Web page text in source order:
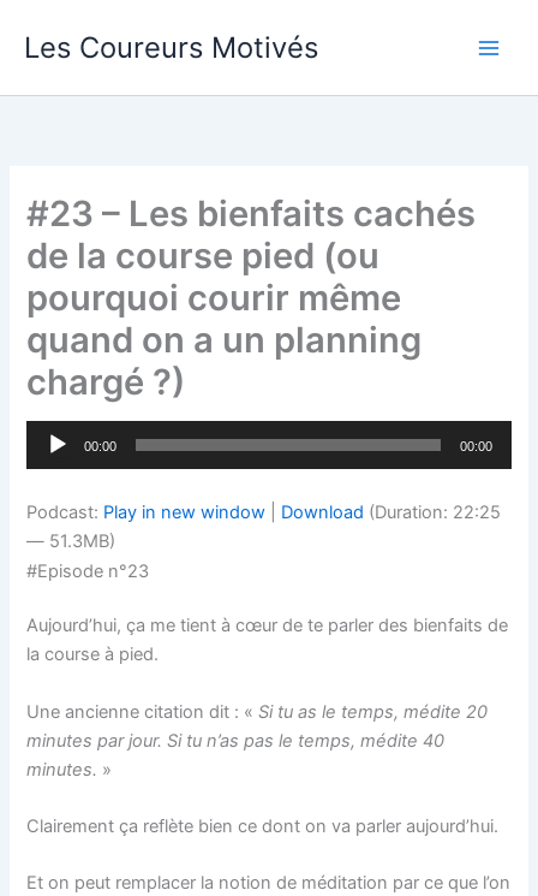
Les Coureurs Motivés
#23 – Les bienfaits cachés
de la course pied (ou
pourquoi courir même
quand on a un planning
chargé ?)
Lecteur
00:00 00:00
Podcast: Play in new window Download (Duration: 22:25
— 51.3MB)
#Episode n°23
Aujourd’hui, ça me tient à cœur de te parler des bienfaits de
la course à pied.
Une ancienne citation dit : «Si tu as le temps, médite 20
minutes par jour. Si tu n’as pas le temps, médite 40
minutes. »
Clairement ça reflète bien ce dont on va parler aujourd’hui.
Et on peut remplacer la notion de méditation par ce que l’on